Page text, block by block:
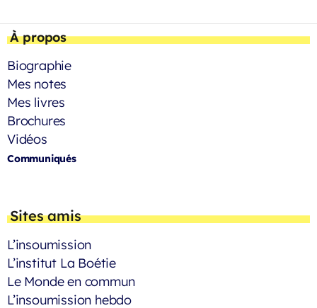
À propos
Biographie
Mes notes
Mes livres
Brochures
Vidéos
Communiqués
Sites amis
L’insoumission
L’institut La Boétie
Le Monde en commun
L’insoumission hebdo